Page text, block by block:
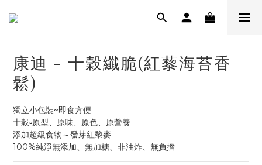
康迪 - 十穀纖脆(紅藜海苔香
鬆)
獨立小包裝~即食方便
十穀▫️原型、原味、原色、原營養
添加超級食物～發芽紅黎麥
100%純淨無添加、無加糖、非油炸、無負擔